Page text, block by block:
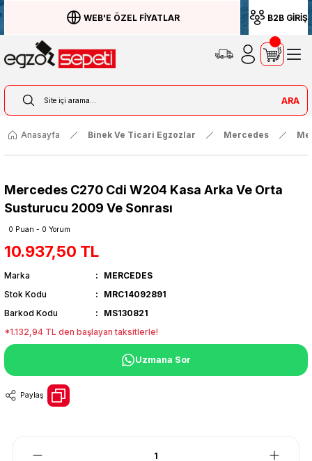
WEB'E ÖZEL FİYATLAR B2B GİRİŞ
ARA
Anasayfa Binek Ve Ticari Egzozlar Mercedes
Mercedes C270 Cdi W204 Kasa Arka Ve Orta
Susturucu 2009 Ve Sonrası
0 Puan - 0 Yorum
10.937,50 TL
Marka
MERCEDES
Stok Kodu
MRC14092891
Barkod Kodu
MS130821
*1.132,94 TL den başlayan taksitlerle!
Uzmana Sor
Paylaş